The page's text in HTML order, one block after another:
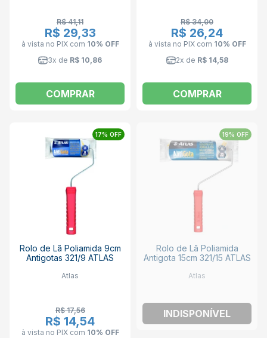
R$ 41,11
R$ 29,33
à vista no PIX com 10% OFF
3x de R$ 10,86
COMPRAR
R$ 34,00
R$ 26,24
à vista no PIX com 10% OFF
2x de R$ 14,58
COMPRAR
17% OFF
Rolo de Lã Poliamida 9cm
Antigotas 321/9 ATLAS
Atlas
R$ 17,56
R$ 14,54
à vista no PIX com 10% OFF
19% OFF
Rolo de Lã Poliamida
Antigota 15cm 321/15 ATLAS
Atlas
INDISPONÍVEL